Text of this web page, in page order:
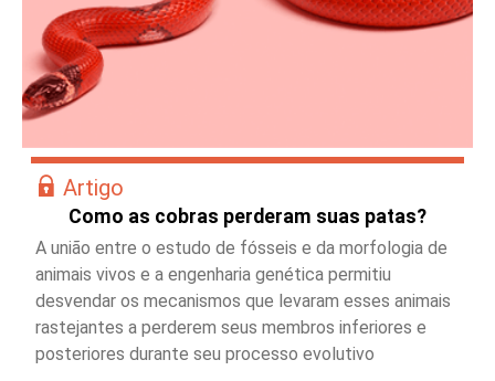
Artigo
Como as cobras perderam suas patas?
A união entre o estudo de fósseis e da morfologia de
animais vivos e a engenharia genética permitiu
desvendar os mecanismos que levaram esses animais
rastejantes a perderem seus membros inferiores e
posteriores durante seu processo evolutivo